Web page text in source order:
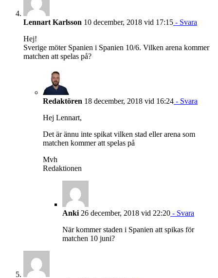
Lennart Karlsson 10 december, 2018 vid 17:15 - Svara
Hej!
Sverige möter Spanien i Spanien 10/6. Vilken arena kommer
matchen att spelas på?
Redaktören 18 december, 2018 vid 16:24 - Svara
Hej Lennart,
Det är ännu inte spikat vilken stad eller arena som
matchen kommer att spelas på
Mvh
Redaktionen
Anki 26 december, 2018 vid 22:20 - Svara
När kommer staden i Spanien att spikas för
matchen 10 juni?